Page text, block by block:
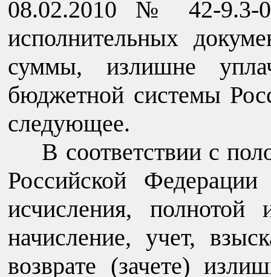
08.02.2010 № 42-9.3-
исполнительных
суммы, излишне
бюджетной системы
следующее.
В соответствии с
Российской
исчисления, полнотой
начисление, учет,
возврате (зачете)